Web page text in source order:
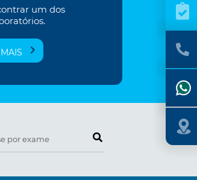
um dos
Pesquise por exame